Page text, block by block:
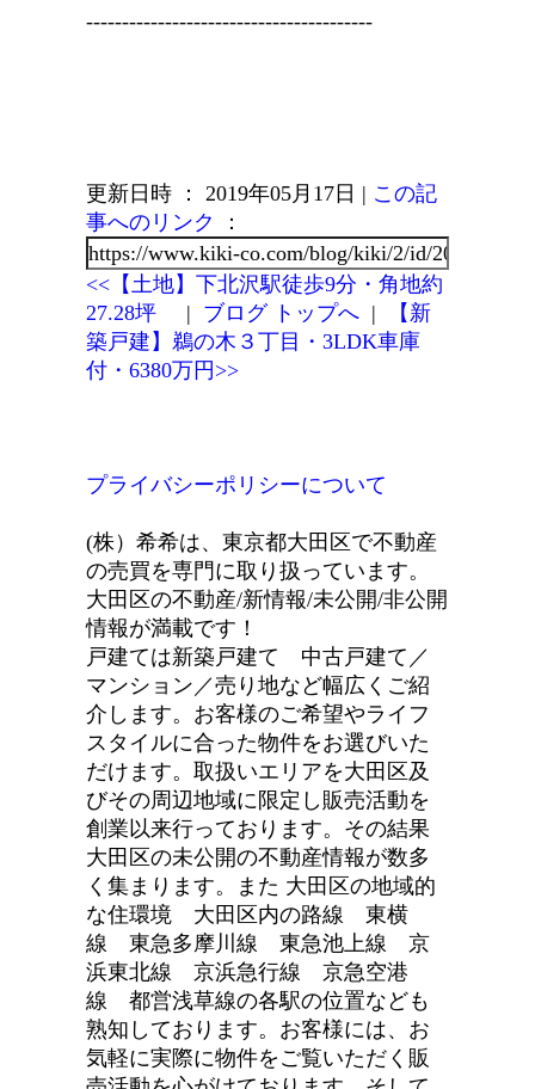
----------------------------------------
更新日時 ： 2019年05月17日 | この記
事へのリンク
：
<<【土地】下北沢駅徒歩9分・角地約
27.28坪 | ブログ トップへ |
【新
築戸建】鵜の木３丁目・3LDK車庫
付・6380万円>>
プライバシーポリシーについて
(株）希希は、東京都大田区で不動産
の売買を専門に取り扱っています。
大田区の不動産/新情報/未公開/非公開
情報が満載です！
戸建ては新築戸建て 中古戸建て／
マンション／売り地など幅広くご紹
介します。お客様のご希望やライフ
スタイルに合った物件をお選びいた
だけます。取扱いエリアを大田区及
びその周辺地域に限定し販売活動を
創業以来行っております。その結果
大田区の未公開の不動産情報が数多
く集まります。また 大田区の地域的
な住環境 大田区内の路線 東横
線 東急多摩川線 東急池上線 京
浜東北線 京浜急行線 京急空港
線 都営浅草線の各駅の位置なども
熟知しております。お客様には、お
気軽に実際に物件をご覧いただく販